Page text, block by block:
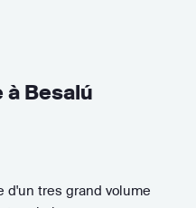
Besalú
d'un tres grand volume